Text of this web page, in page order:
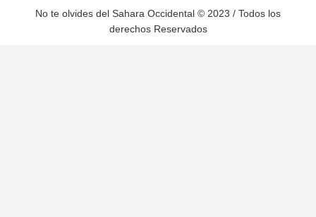
No te olvides del Sahara Occidental © 2023 / Todos los
derechos Reservados